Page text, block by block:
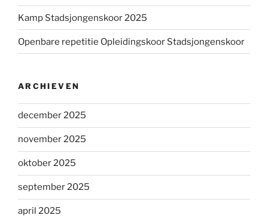
Kamp Stadsjongenskoor 2025
Openbare repetitie Opleidingskoor Stadsjongenskoor
ARCHIEVEN
december 2025
november 2025
oktober 2025
september 2025
april 2025